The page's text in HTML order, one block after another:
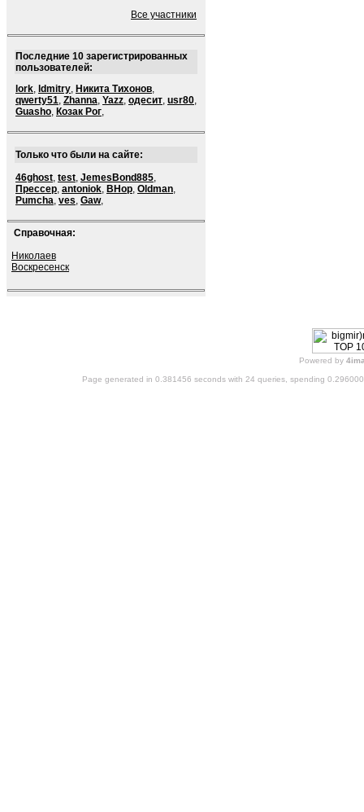
Все участники
Последние 10 зарегистрированных
пользователей:
lork, ldmitry, Никита Тихонов,
qwerty51, Zhanna, Yazz, одесит, usr80,
Guasho, Козак Рог,
Только что были на сайте:
46ghost, test, JemesBond885,
Прессер, antoniok, BHop, Oldman,
Pumcha, ves, Gaw,
Справочная:
Николаев
Воскресенск
Powered by
Page generated in 0.381456 seconds with 24 queries, spending